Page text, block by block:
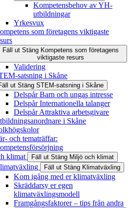
Kompetensbehov av YH-
utbildningar
Yrkesvux
som företagens viktigaste
Fäll ut Stäng Kompetens som företagens
viktigaste resurs
Validering
satsning i Skåne
ut Stäng STEM-satsning i Skåne
Delspår Barn och ungas intresse
Delspår Internationella talanger
Delspår Attraktiva arbetsgivare
i Skåne
och tematräffar:
klimat
Fäll ut Stäng Miljö och klimat
Fäll ut Stäng Klimatväxling
Kom igång med er klimatväxling
Skräddarsy er egen
klimatväxlingsmodell
Framgångsfaktorer – tips från andra